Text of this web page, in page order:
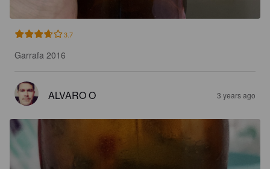
3.7
Garrafa 2016
ALVARO O 3 years ago